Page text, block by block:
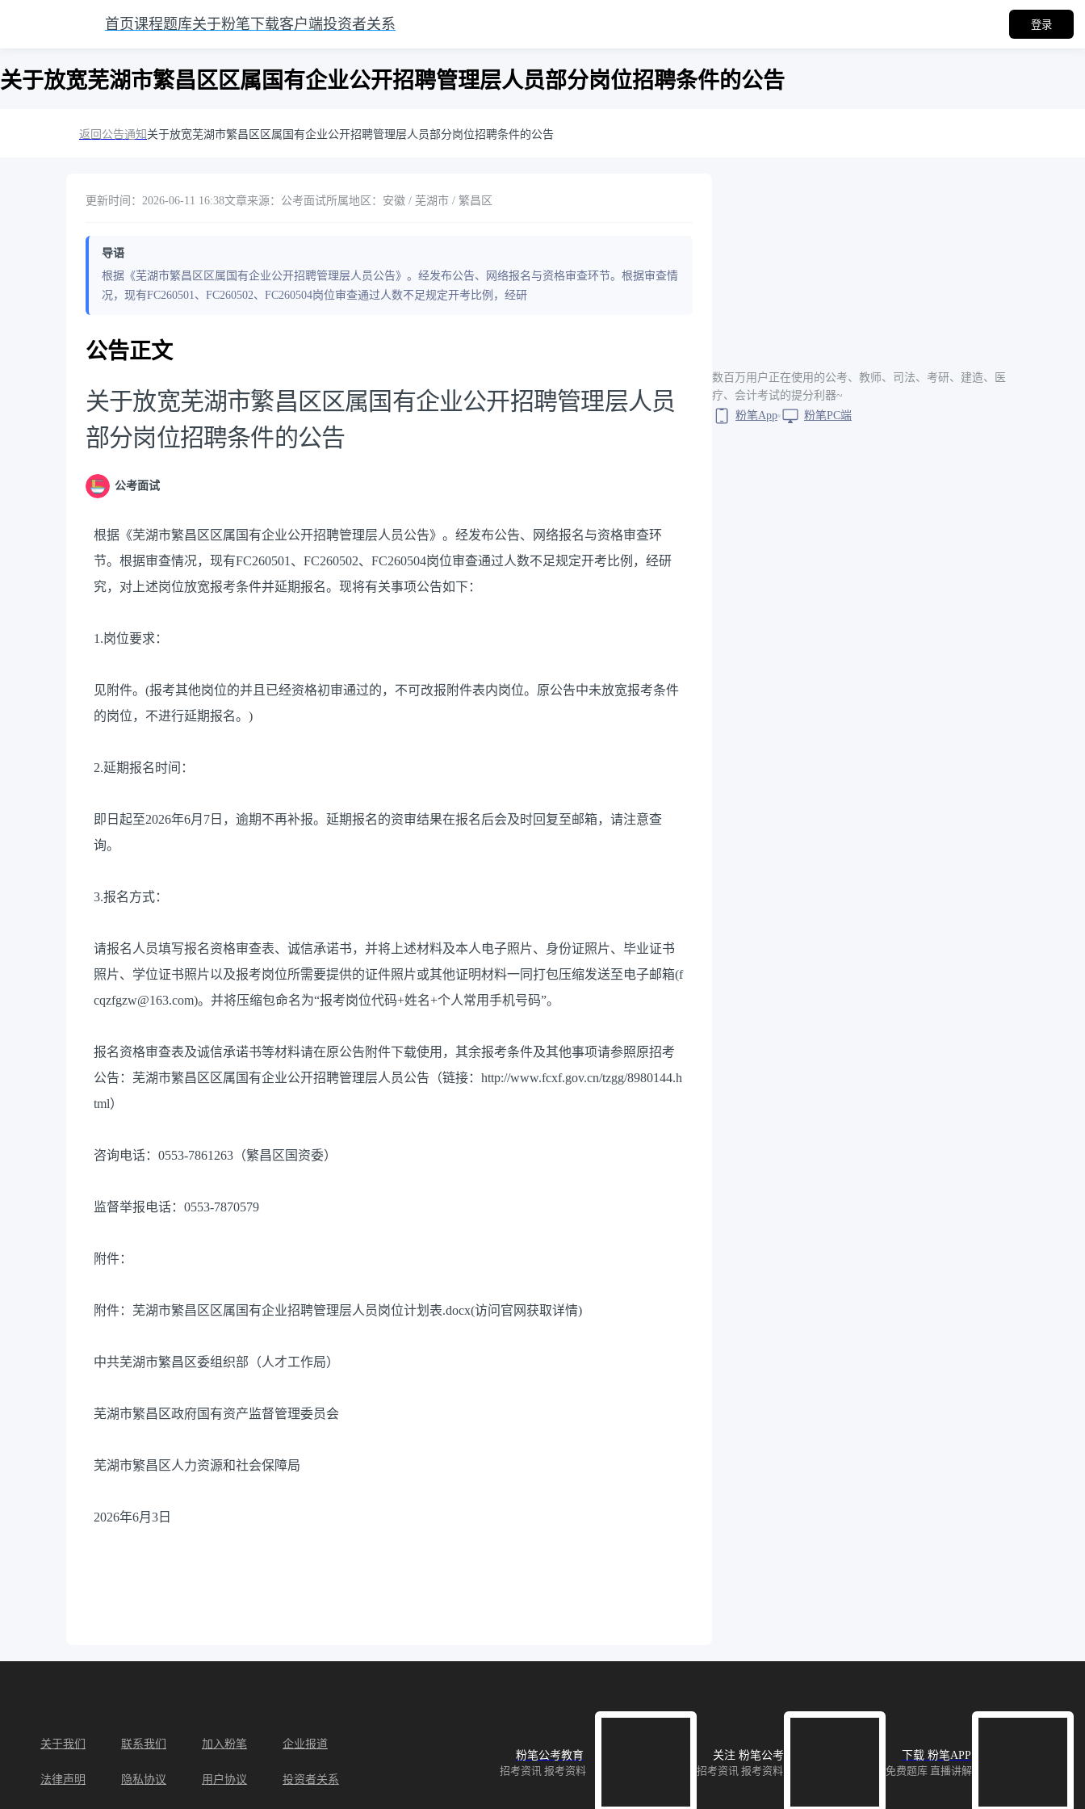
首页课程题库关于粉笔 下载客户端投资者关系 登录
关于放宽芜湖市繁昌区区属国有企业公开招聘管理层人员部分岗位招聘条件的公告
返回公告通知 关于放宽芜湖市繁昌区区属国有企业公开招聘管理层人员部分岗位招聘条件的公告
更新时间：2026-06-11 16:38文章来源：公考面试所属地区：安徽 / 芜湖市 / 繁昌区
导语
根据《芜湖市繁昌区区属国有企业公开招聘管理层人员公告》。经发布公告、网络报名与资格审查环节。根据审查情
况，现有FC260501、FC260502、FC260504岗位审查通过人数不足规定开考比例，经研
公告正文
关于放宽芜湖市繁昌区区属国有企业公开招聘管理层人员
部分岗位招聘条件的公告
公考面试
根据《芜湖市繁昌区区属国有企业公开招聘管理层人员公告》。经发布公告、网络报名与资格审查环
节。根据审查情况，现有FC260501、FC260502、FC260504岗位审查通过人数不足规定开考比例，经研
究，对上述岗位放宽报考条件并延期报名。现将有关事项公告如下：
1.岗位要求：
见附件。(报考其他岗位的并且已经资格初审通过的，不可改报附件表内岗位。原公告中未放宽报考条件
的岗位，不进行延期报名。)
2.延期报名时间：
即日起至2026年6月7日，逾期不再补报。延期报名的资审结果在报名后会及时回复至邮箱，请注意查
询。
3.报名方式：
请报名人员填写报名资格审查表、诚信承诺书，并将上述材料及本人电子照片、身份证照片、毕业证书
照片、学位证书照片以及报考岗位所需要提供的证件照片或其他证明材料一同打包压缩发送至电子邮箱(f
cqzfgzw@163.com)。并将压缩包命名为“报考岗位代码+姓名+个人常用手机号码”。
报名资格审查表及诚信承诺书等材料请在原公告附件下载使用，其余报考条件及其他事项请参照原招考
公告：芜湖市繁昌区区属国有企业公开招聘管理层人员公告（链接：http://www.fcxf.gov.cn/tzgg/8980144.h
tml）
咨询电话：0553-7861263（繁昌区国资委）
监督举报电话：0553-7870579
附件：
附件：芜湖市繁昌区区属国有企业招聘管理层人员岗位计划表.docx(访问官网获取详情)
中共芜湖市繁昌区委组织部（人才工作局）
芜湖市繁昌区政府国有资产监督管理委员会
芜湖市繁昌区人力资源和社会保障局
2026年6月3日
数百万用户正在使用的公考、教师、司法、考研、建造、医
疗、会计考试的提分利器~
粉笔App
粉笔PC端
关于我们 联系我们 加入粉笔 企业报道
法律声明 隐私协议 用户协议 投资者关系
粉笔公考教育
招考资讯 报考资料
关注 粉笔公考
招考资讯 报考资料
下载 粉笔APP
免费题库 直播讲解